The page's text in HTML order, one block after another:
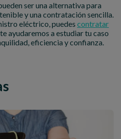
ser una alternativa para
y una contratación sencilla.
eléctrico, puedes contratar
ayudaremos a estudiar tu caso
eficiencia y confianza.